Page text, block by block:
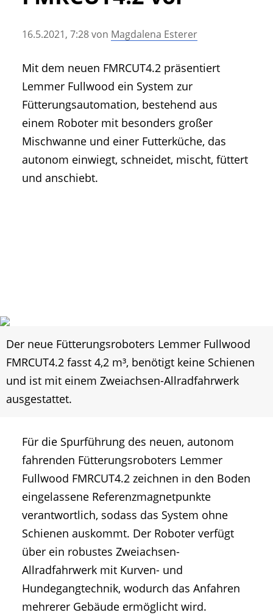
• Messen und Veranstaltungen
• Agritechnica Neuheiten Archiv
• Artikel nach Hersteller/Marke
16.5.2021, 7:28von Magdalena Esterer
Mit dem neuen FMRCUT4.2 präsentiert
Lemmer Fullwood ein System zur
Fütterungsautomation, bestehend aus
einem Roboter mit besonders großer
Mischwanne und einer Futterküche, das
autonom einwiegt, schneidet, mischt, füttert
und anschiebt.
Der neue Fütterungsroboters Lemmer Fullwood
FMRCUT4.2 fasst 4,2 m³, benötigt keine Schienen
und ist mit einem Zweiachsen-Allradfahrwerk
ausgestattet.
Für die Spurführung des neuen, autonom
fahrenden Fütterungsroboters Lemmer
Fullwood FMRCUT4.2 zeichnen in den Boden
eingelassene Referenzmagnetpunkte
verantwortlich, sodass das System ohne
Schienen auskommt. Der Roboter verfügt
über ein robustes Zweiachsen-
Allradfahrwerk mit Kurven- und
Hundegangtechnik, wodurch das Anfahren
mehrerer Gebäude ermöglicht wird.